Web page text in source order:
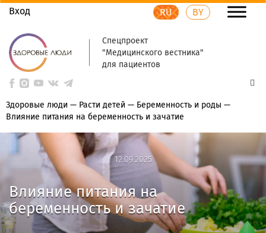
Вход RU BY
Спецпроект
"Медицинского вестника"
для пациентов
Здоровые люди — Расти детей — Беременность и роды —
Влияние питания на беременность и зачатие
12.09.2025
12.09.2025
Влияние питания на
беременность и зачатие